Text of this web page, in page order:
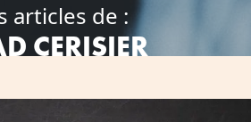
articles de :
CERISIER